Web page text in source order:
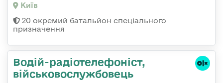
Київ
20 окремий батальйон спеціального
призначення
Водій-радіотелефоніст,
військовослужбовець